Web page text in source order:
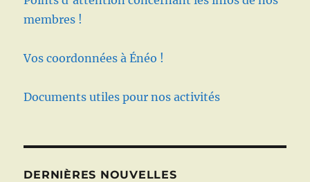
membres !
Vos coordonnées à Énéo !
Documents utiles pour nos activités
DERNIÈRES NOUVELLES